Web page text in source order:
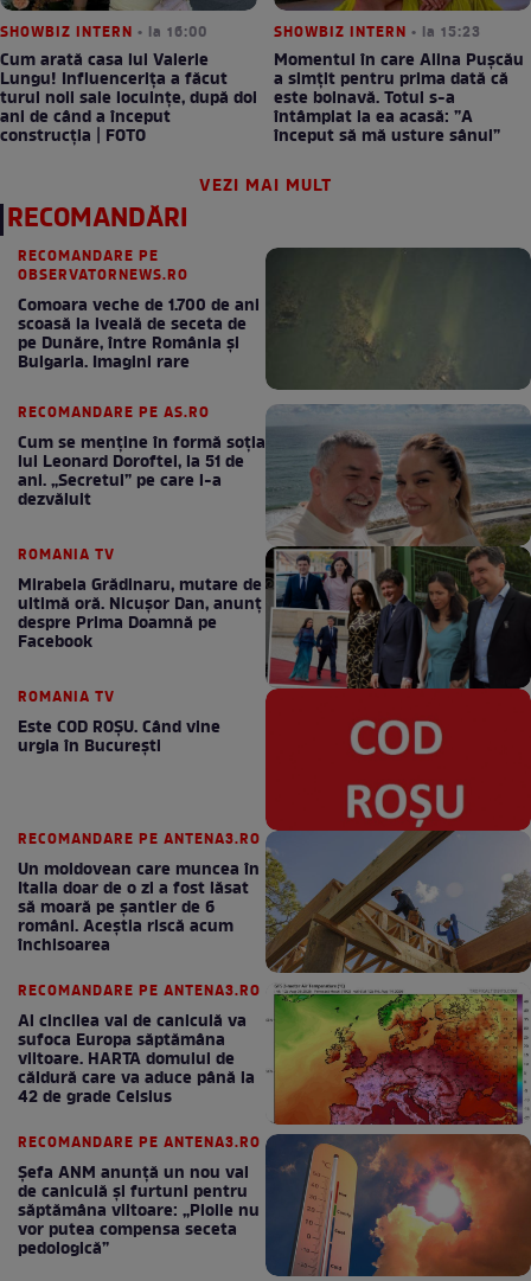
SHOWBIZ INTERN • la 16:00
Cum arată casa lui Valerie
Lungu! Influencerița a făcut
turul noii sale locuințe, după doi
ani de când a început
construcția | FOTO
SHOWBIZ INTERN • la 15:23
Momentul în care Alina Pușcău
a simțit pentru prima dată că
este bolnavă. Totul s-a
întâmplat la ea acasă: ”A
început să mă usture sânul”
VEZI MAI MULT
RECOMANDĂRI
RECOMANDARE PE
OBSERVATORNEWS.RO
Comoara veche de 1.700 de ani
scoasă la iveală de seceta de
pe Dunăre, între România şi
Bulgaria. Imagini rare
RECOMANDARE PE AS.RO
Cum se menţine în formă soţia
lui Leonard Doroftei, la 51 de
ani. „Secretul” pe care l-a
dezvăluit
ROMANIA TV
Mirabela Grădinaru, mutare de
ultimă oră. Nicuşor Dan, anunţ
despre Prima Doamnă pe
Facebook
ROMANIA TV
Este COD ROŞU. Când vine
urgia în Bucureşti
RECOMANDARE PE ANTENA3.RO
Un moldovean care muncea în
Italia doar de o zi a fost lăsat
să moară pe şantier de 6
români. Aceștia riscă acum
închisoarea
RECOMANDARE PE ANTENA3.RO
Al cincilea val de caniculă va
sufoca Europa săptămâna
viitoare. HARTA domului de
căldură care va aduce până la
42 de grade Celsius
RECOMANDARE PE ANTENA3.RO
Șefa ANM anunță un nou val
de caniculă și furtuni pentru
săptămâna viitoare: „Ploile nu
vor putea compensa seceta
pedologică”